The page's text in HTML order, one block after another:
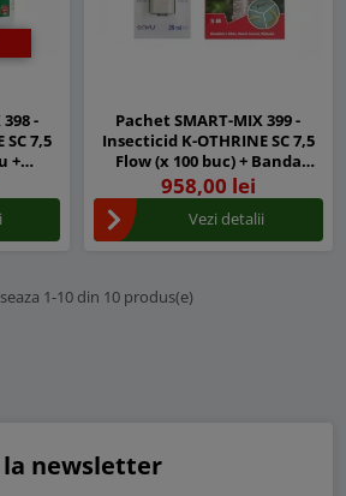
-
7,5
+
mp)
Pachet SMART-MIX 399 -
Insecticid K-OTHRINE SC 7,5
Flow (x 100 buc) + Banda
lipicioasa pomi 14 cm x 5 m
MAT (x 12 buc)
958,00 lei
Vezi detalii
1-10 din 10 produs(e)
la newsletter